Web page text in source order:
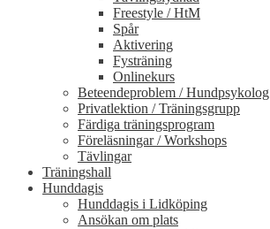
Freestyle / HtM
Spår
Aktivering
Fysträning
Onlinekurs
Beteendeproblem / Hundpsykolog
Privatlektion / Träningsgrupp
Färdiga träningsprogram
Föreläsningar / Workshops
Tävlingar
Träningshall
Hunddagis
Hunddagis i Lidköping
Ansökan om plats